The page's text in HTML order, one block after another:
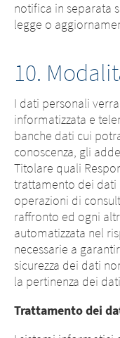
notifica in separata
legge o
10.
I dati personali
informatizzata e
banche dati cui
conoscenza, gli
Titolare quali
trattamento dei dati
operazioni di
raffronto ed ogni
automatizzata nel
necessarie a
sicurezza dei dati
la pertinenza dei
Trattamento dei